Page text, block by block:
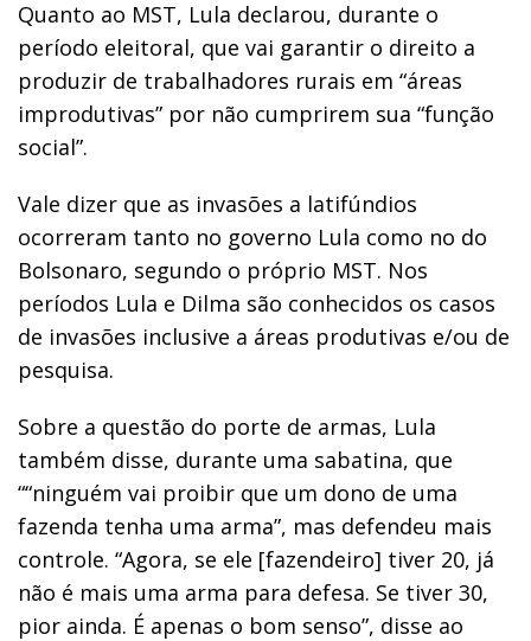
Quanto ao MST, Lula declarou, durante o
período eleitoral, que vai garantir o direito a
produzir de trabalhadores rurais em “áreas
improdutivas” por não cumprirem sua “função
social”.
Vale dizer que as invasões a latifúndios
ocorreram tanto no governo Lula como no do
Bolsonaro, segundo o próprio MST. Nos
períodos Lula e Dilma são conhecidos os casos
de invasões inclusive a áreas produtivas e/ou de
pesquisa.
Sobre a questão do porte de armas, Lula
também disse, durante uma sabatina, que
““ninguém vai proibir que um dono de uma
fazenda tenha uma arma”, mas defendeu mais
controle. “Agora, se ele [fazendeiro] tiver 20, já
não é mais uma arma para defesa. Se tiver 30,
pior ainda. É apenas o bom senso”, disse ao